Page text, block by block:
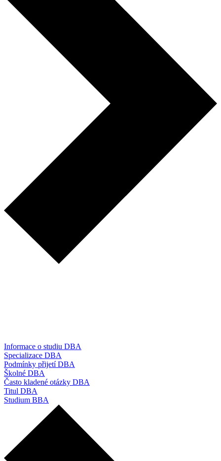
Informace o studiu DBA
Specializace DBA
Podmínky přijetí DBA
Školné DBA
Často kladené otázky DBA
Titul DBA
Studium BBA